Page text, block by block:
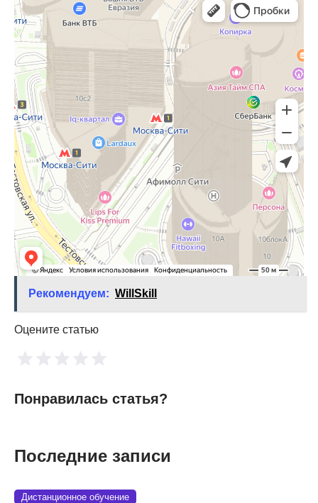
Рекомендуем: WillSkill
Оцените статью
Понравилась статья?
Последние записи
Дистанционное обучение